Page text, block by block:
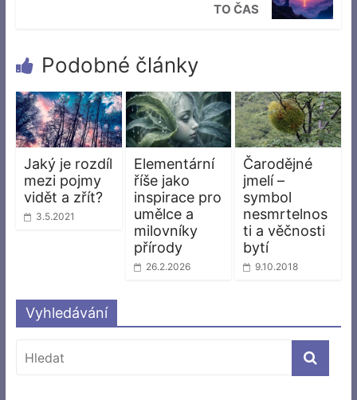
TO ČAS
Podobné články
Jaký je rozdíl
mezi pojmy
vidět a zřít?
3.5.2021
Elementární
říše jako
inspirace pro
umělce a
milovníky
přírody
26.2.2026
Čarodějné
jmelí –
symbol
nesmrtelnos
ti a věčnosti
bytí
9.10.2018
Vyhledávání